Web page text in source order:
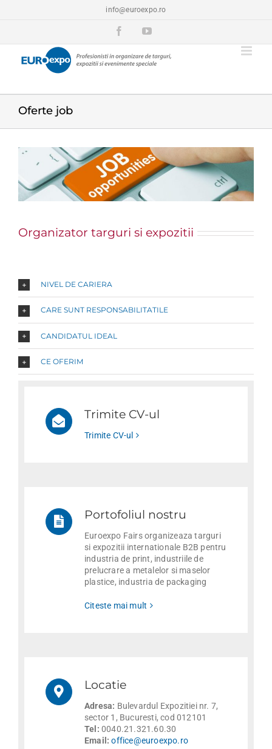
info@euroexpo.ro
FacebookYouTube
Oferte job
View
Larger
Organizator targuri si expozitii
NIVEL DE CARIERA
CARE SUNT RESPONSABILITATILE
CANDIDATUL IDEAL
CE OFERIM
Trimite CV-ul
Trimite CV-ul
Portofoliul nostru
Euroexpo Fairs organizeaza targuri
si expozitii internationale B2B pentru
industria de print, industriile de
prelucrare a metalelor si maselor
plastice, industria de packaging
Citeste mai mult
Locatie
Adresa: Bulevardul Expozitiei nr. 7,
sector 1, Bucuresti, cod 012101
Tel: 0040.21.321.60.30
Email: office@euroexpo.ro